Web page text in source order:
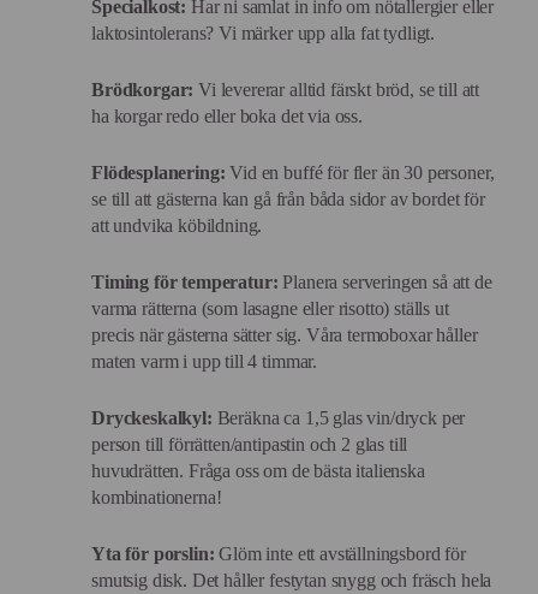
Specialkost: Har ni samlat in info om nötallergier eller
laktosintolerans? Vi märker upp alla fat tydligt.
Brödkorgar: Vi levererar alltid färskt bröd, se till att
ha korgar redo eller boka det via oss.
Flödesplanering: Vid en buffé för fler än 30 personer,
se till att gästerna kan gå från båda sidor av bordet för
att undvika köbildning.
Timing för temperatur: Planera serveringen så att de
varma rätterna (som lasagne eller risotto) ställs ut
precis när gästerna sätter sig. Våra termoboxar håller
maten varm i upp till 4 timmar.
Dryckeskalkyl: Beräkna ca 1,5 glas vin/dryck per
person till förrätten/antipastin och 2 glas till
huvudrätten. Fråga oss om de bästa italienska
kombinationerna!
Yta för porslin: Glöm inte ett avställningsbord för
smutsig disk. Det håller festytan snygg och fräsch hela